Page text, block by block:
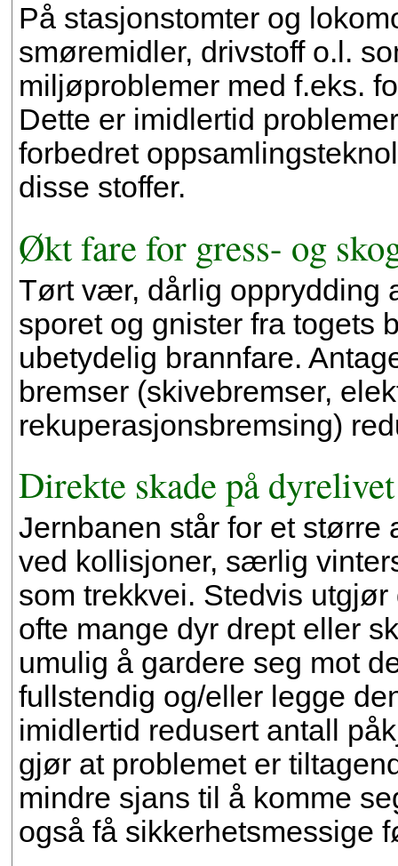
På stasjonstomter og
smøremidler, drivstoff o.l.
miljøproblemer med f.eks.
Dette er imidlertid
forbedret
disse stoffer.
Økt fare for gress- og
Tørt vær, dårlig opprydding
sporet og gnister fra togets
ubetydelig brannfare.
bremser (skivebremser,
rekuperasjonsbremsing)
Direkte skade på dyrelivet
Jernbanen står for et større
ved kollisjoner, særlig
som trekkvei. Stedvis
ofte mange dyr drept eller
umulig å gardere seg mot
fullstendig og/eller legge
imidlertid redusert antall
gjør at problemet er
mindre sjans til å komme
også få sikkerhetsmessige